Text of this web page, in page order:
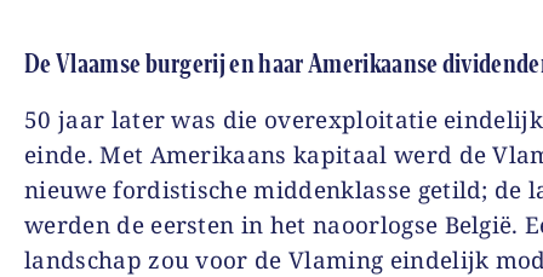
De Vlaamse burgerij en haar Amerikaanse
50 jaar later was die overexploitatie
einde. Met Amerikaans kapitaal werd de
nieuwe fordistische middenklasse getild; de
werden de eersten in het naoorlogse België.
landschap zou voor de Vlaming eindelijk